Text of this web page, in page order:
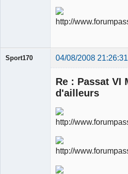
Sport170 04/08/2008 21:26:31
Re : Passat VI
d'ailleurs